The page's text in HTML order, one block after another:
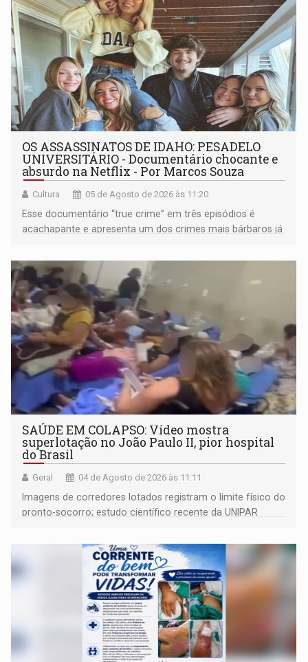
OS ASSASSINATOS DE IDAHO: PESADELO
UNIVERSITÁRIO - Documentário chocante e
absurdo na Netflix - Por Marcos Souza
Cultura 05 de Agosto de 2026 às 11:20
Esse documentário “true crime” em três episódios é
acachapante e apresenta um dos crimes mais bárbaros já
que moravam em uma casa que ficava numa vila
universitária
SAÚDE EM COLAPSO: Vídeo mostra
superlotação no João Paulo II, pior hospital
do Brasil
Geral 04 de Agosto de 2026 às 11:11
Imagens de corredores lotados registram o limite físico do
pronto-socorro; estudo científico recente da UNIPAR
amarga até 29 dias de espera por transferências devido
ao colapso de fluxo da regulação